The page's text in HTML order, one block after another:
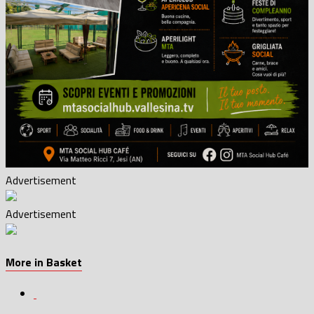
Advertisement
Advertisement
More in Basket